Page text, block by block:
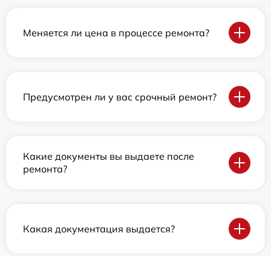
Меняется ли цена в процессе ремонта?
Предусмотрен ли у вас срочный ремонт?
Какие документы вы выдаете после
ремонта?
Какая документация выдается?